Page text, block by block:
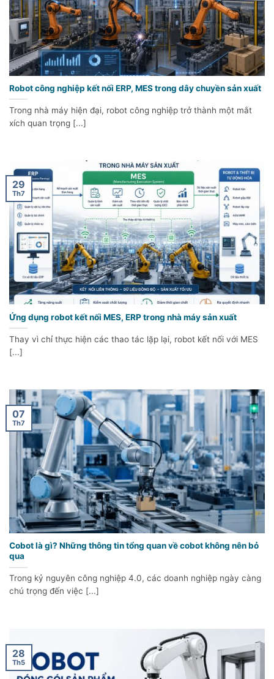
Robot công nghiệp kết nối ERP, MES trong dây chuyền sản xuất
Trong nhà máy hiện đại, robot công nghiệp trở thành một mắt
xích quan trọng [...]
Ứng dụng robot kết nối MES, ERP trong nhà máy sản xuất
Thay vì chỉ thực hiện các thao tác lặp lại, robot kết nối với MES
[...]
29
Th7
Cobot là gì? Những thông tin tổng quan về cobot không nên bỏ
qua
Trong kỷ nguyên công nghiệp 4.0, các doanh nghiệp ngày càng
chú trọng đến việc [...]
07
Th7
28
Th5